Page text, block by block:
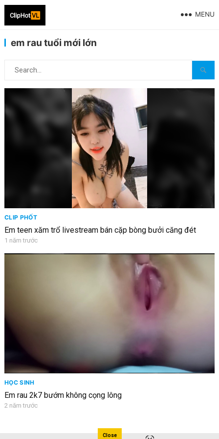
MENU
em rau tuổi mới lớn
CLIP PHỐT
Em teen xăm trổ livestream bán cặp bòng bưởi căng đét
1 năm trước
HỌC SINH
Em rau 2k7 bướm không cọng lông
2 năm trước
Close